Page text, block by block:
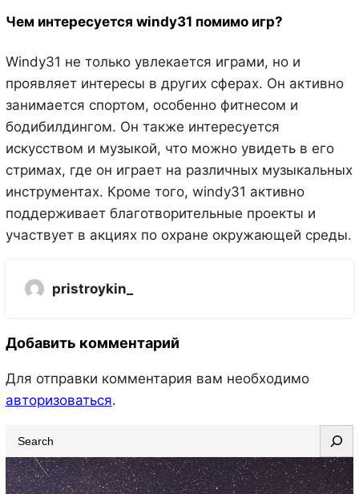
Чем интересуется windy31 помимо игр?
Windy31 не только увлекается играми, но и
проявляет интересы в других сферах. Он активно
занимается спортом, особенно фитнесом и
бодибилдингом. Он также интересуется
искусством и музыкой, что можно увидеть в его
стримах, где он играет на различных музыкальных
инструментах. Кроме того, windy31 активно
поддерживает благотворительные проекты и
участвует в акциях по охране окружающей среды.
pristroykin_
Добавить комментарий
Для отправки комментария вам необходимо
авторизоваться.
e
a